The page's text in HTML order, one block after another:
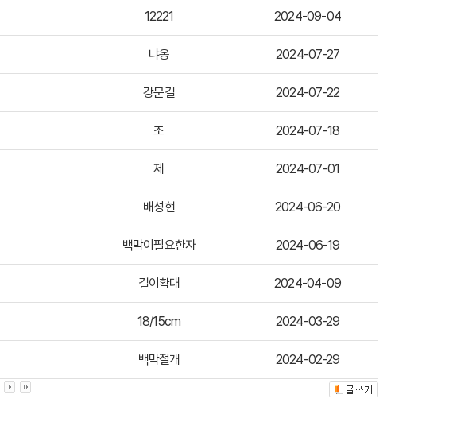
12221 2024-09-04
냐옹 2024-07-27
강문길 2024-07-22
조 2024-07-18
제 2024-07-01
배성현 2024-06-20
백막이필요한자 2024-06-19
길이확대 2024-04-09
18/15cm 2024-03-29
백막절개 2024-02-29